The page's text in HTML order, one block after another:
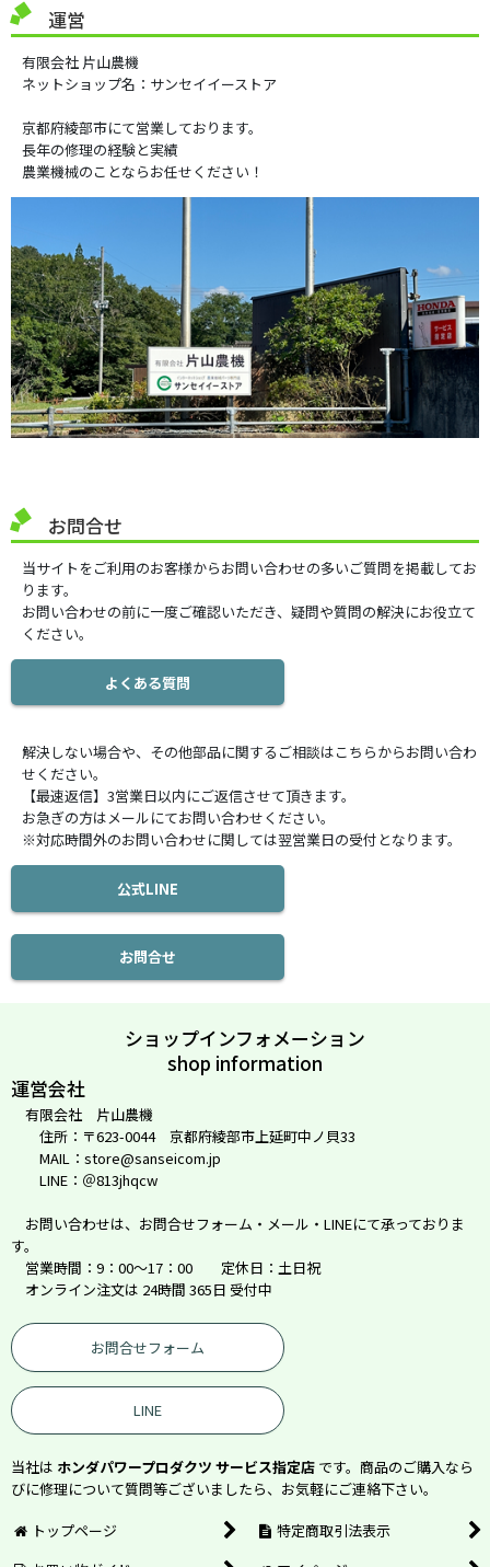
運営
有限会社 片山農機
ネットショップ名：サンセイイーストア
京都府綾部市にて営業しております。
長年の修理の経験と実績
農業機械のことならお任せください！
お問合せ
当サイトをご利用のお客様からお問い合わせの多いご質問を掲載してお
ります。
お問い合わせの前に一度ご確認いただき、疑問や質問の解決にお役立て
ください。
よくある質問
解決しない場合や、その他部品に関するご相談はこちらからお問い合わ
せください。
【最速返信】3営業日以内にご返信させて頂きます。
お急ぎの方はメールにてお問い合わせください。
※対応時間外のお問い合わせに関しては翌営業日の受付となります。
公式LINE
お問合せ
ショップインフォメーション
shop information
運営会社
有限会社 片山農機
住所：〒623-0044 京都府綾部市上延町中ノ貝33
MAIL：store@sanseicom.jp
LINE：＠813jhqcw
お問い合わせは、お問合せフォーム・メール・LINEにて承っておりま
す。
営業時間：9：00～17：00 定休日：土日祝
オンライン注文は 24時間 365日 受付中
お問合せフォーム
LINE
当社は ホンダパワープロダクツ サービス指定店 です。商品のご購入なら
びに修理について質問等ございましたら、お気軽にご連絡下さい。
トップページ
特定商取引法表示